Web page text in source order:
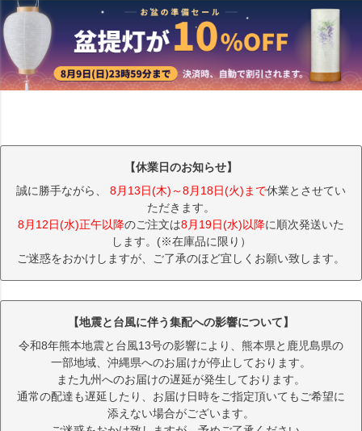
【休業日のお知らせ】
誠に勝手ながら、 8月13日(木)～8月18日(火)まで休業とさせてい
ただきます。
8月12日(水)正午以降のご注文は8月19日(水)以降に順次発送いた
します。(※在庫品に限り）
ご迷惑をおかけしますが、ご了承のほど宜しくお願い致します。
【地震と台風に伴う集配への影響について】
令和8年熊本地震と台風13号の影響により、熊本県と鹿児島県の
一部地域、沖縄県へのお届けが停止しております。
また九州へのお届けの遅延が発生しております。
通常の配達も遅延したり、お届け日時をご指定頂いてもご希望に
添えない場合がございます。